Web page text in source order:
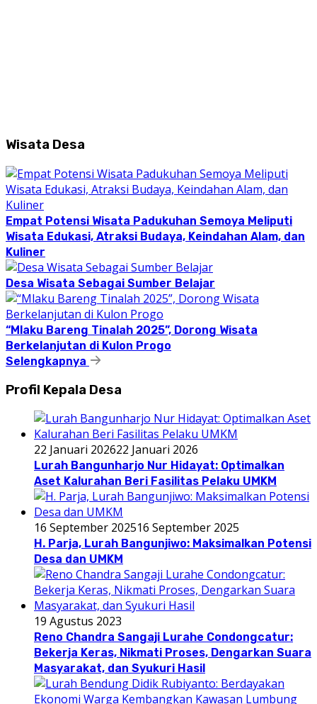
Wisata Desa
Empat Potensi Wisata Padukuhan Semoya Meliputi
Wisata Edukasi, Atraksi Budaya, Keindahan Alam, dan
Kuliner
Desa Wisata Sebagai Sumber Belajar
“Mlaku Bareng Tinalah 2025”, Dorong Wisata
Berkelanjutan di Kulon Progo
Selengkapnya
Profil Kepala Desa
22 Januari 202622 Januari 2026
Lurah Bangunharjo Nur Hidayat: Optimalkan
Aset Kalurahan Beri Fasilitas Pelaku UMKM
16 September 202516 September 2025
H. Parja, Lurah Bangunjiwo: Maksimalkan Potensi
Desa dan UMKM
19 Agustus 2023
Reno Chandra Sangaji Lurahe Condongcatur:
Bekerja Keras, Nikmati Proses, Dengarkan Suara
Masyarakat, dan Syukuri Hasil